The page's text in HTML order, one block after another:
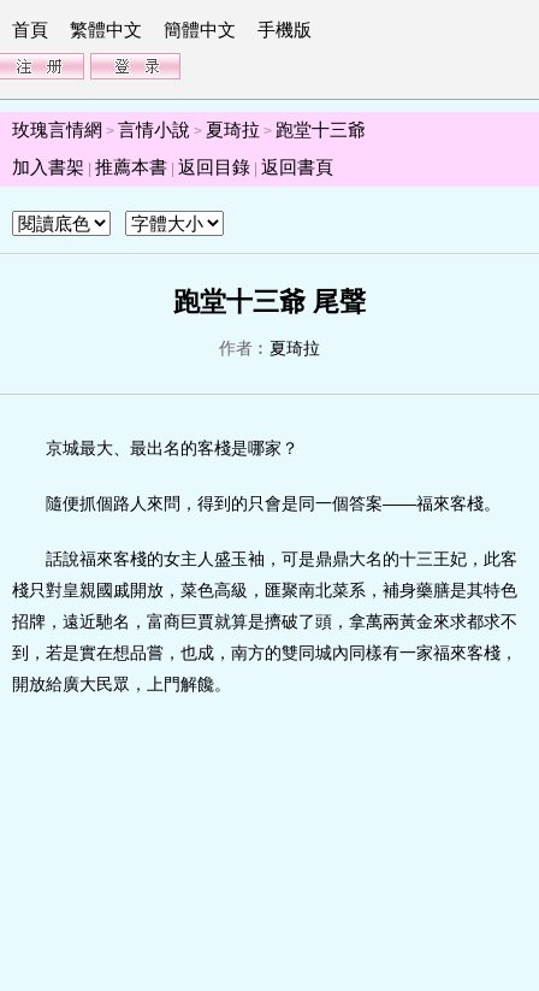
首頁 繁體中文 簡體中文 手機版
玫瑰言情網 > 言情小說 > 夏琦拉 > 跑堂十三爺
加入書架 推薦本書 返回目錄 返回書頁
跑堂十三爺 尾聲
作者︰ 夏琦拉
京城最大、最出名的客棧是哪家？
隨便抓個路人來問，得到的只會是同一個答案——福來客棧。
話說福來客棧的女主人盛玉袖，可是鼎鼎大名的十三王妃，此客
棧只對皇親國戚開放，菜色高級，匯聚南北菜系，補身藥膳是其特色
招牌，遠近馳名，富商巨賈就算是擠破了頭，拿萬兩黃金來求都求不
到，若是實在想品嘗，也成，南方的雙同城內同樣有一家福來客棧，
開放給廣大民眾，上門解饞。